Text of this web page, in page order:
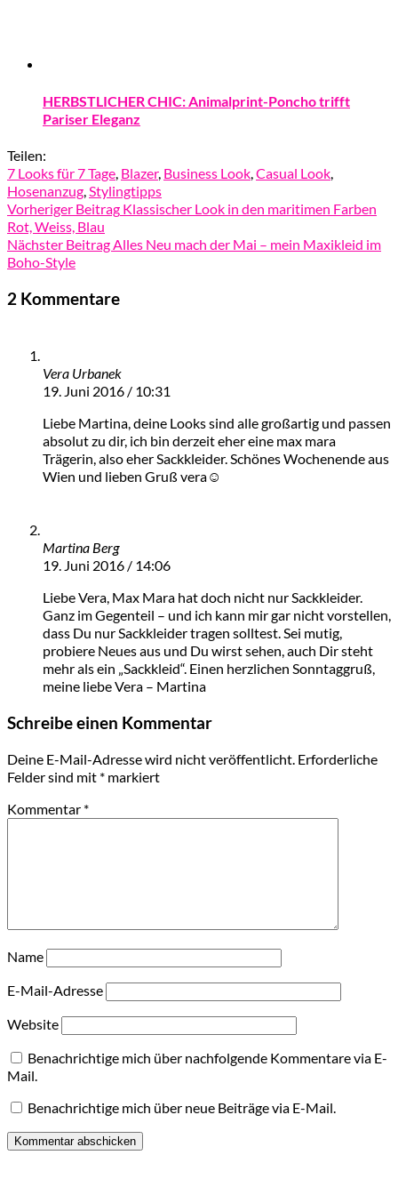
HERBSTLICHER CHIC: Animalprint-Poncho trifft
Pariser Eleganz
Teilen:
7 Looks für 7 Tage, Blazer, Business Look,Casual Look,
Hosenanzug,Stylingtipps
Vorheriger Beitrag Klassischer Look in den maritimen Farben
Rot, Weiss, Blau
Nächster BeitragAlles Neu mach der Mai – mein Maxikleid im
Boho-Style
2 Kommentare
Vera Urbanek
19. Juni 2016 / 10:31
Liebe Martina, deine Looks sind alle großartig und passen
absolut zu dir, ich bin derzeit eher eine max mara
Trägerin, also eher Sackkleider. Schönes Wochenende aus
Wien und lieben Gruß vera☺
Martina Berg
19. Juni 2016 / 14:06
Liebe Vera, Max Mara hat doch nicht nur Sackkleider.
Ganz im Gegenteil – und ich kann mir gar nicht vorstellen,
dass Du nur Sackkleider tragen solltest. Sei mutig,
probiere Neues aus und Du wirst sehen, auch Dir steht
mehr als ein „Sackkleid“. Einen herzlichen Sonntaggruß,
meine liebe Vera – Martina
Schreibe einen Kommentar
Deine E-Mail-Adresse wird nicht veröffentlicht. Erforderliche
Felder sind mit * markiert
Kommentar *
Name
E-Mail-Adresse
Website
Benachrichtige mich über nachfolgende Kommentare via E-
Mail.
Benachrichtige mich über neue Beiträge via E-Mail.